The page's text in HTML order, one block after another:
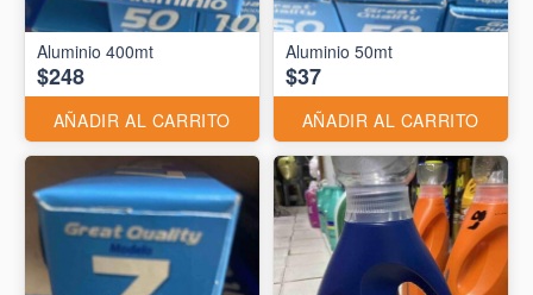
Aluminio 400mt
$248
AÑADIR AL CARRITO
Aluminio 50mt
$37
AÑADIR AL CARRITO